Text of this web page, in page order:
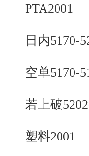
PTA2001
日内5170-
空单5170-
若上破5202-
塑料2001